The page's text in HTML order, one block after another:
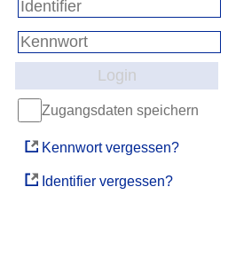
Login
Zugangsdaten speichern
Kennwort vergessen?
Identifier vergessen?